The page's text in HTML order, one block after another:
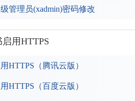
管理员(xadmin)密码修改
用HTTPS
HTTPS（腾讯云版）
HTTPS（百度云版）